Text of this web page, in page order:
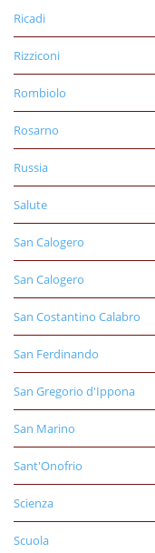
Ricadi
Rizziconi
Rombiolo
Rosarno
Russia
Salute
San Calogero
San Calogero
San Costantino Calabro
San Ferdinando
San Gregorio d'Ippona
San Marino
Sant'Onofrio
Scienza
Scuola